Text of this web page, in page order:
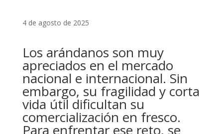
4 de agosto de 2025
Los arándanos son muy
apreciados en el mercado
nacional e internacional. Sin
embargo, su fragilidad y corta
vida útil dificultan su
comercialización en fresco.
Para enfrentar ese reto, se